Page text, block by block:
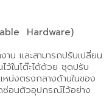
Hardware)
น และสามารถปรับเปลี่ยน
ว้ในโต๊ะได้ด้วย ชุดปรับ
หน่งตรงกลางด้านในของ
ซ่อนตัวอุปกรณ์ไว้อย่าง